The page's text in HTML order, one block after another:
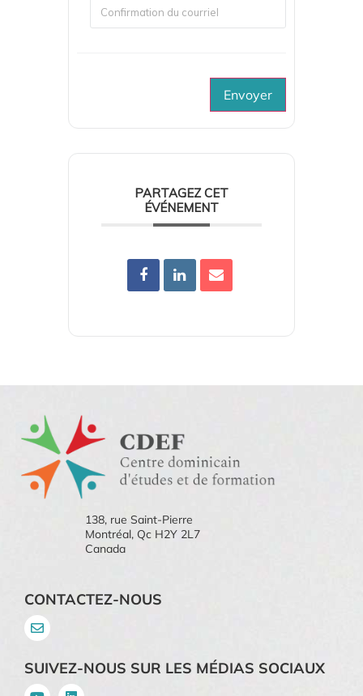
Envoyer
PARTAGEZ CET
ÉVÉNEMENT
138, rue Saint-Pierre
Montréal, Qc H2Y 2L7
Canada
CONTACTEZ-NOUS
SUIVEZ-NOUS SUR LES MÉDIAS SOCIAUX